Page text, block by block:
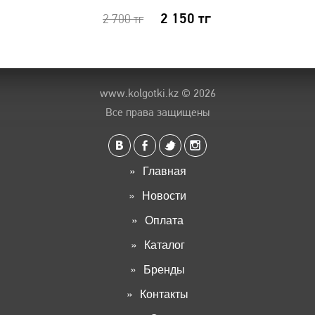
2 700тг 2 150 тг
www.kolgotki.kz© 2026
Все права защищены
Главная
Новости
Оплата
Каталог
Бренды
Контакты